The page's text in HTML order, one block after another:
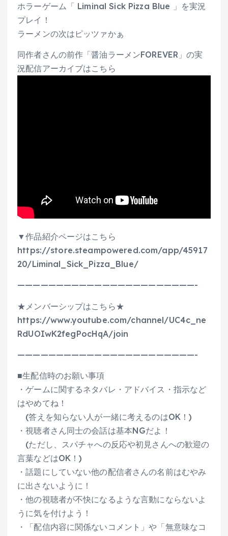
ホラーゲーム「 Liminal Sick Pizza Blue 」を実況
プレイ！
ラーメンの次はピッツァかぁ
同作者さんの前作「醤油ラーメンFOREVER」の実
況配信アーカイブはこちら
▼作品紹介ページはこちら
https://store.steampowered.com/app/45917
20/Liminal_Sick_Pizza_Blue/
———————————————————————-
★メンバーシップはこちら★
https://www.youtube.com/channel/UC4c_ne
RdUOIwK2fegPocHqA/join
———————————————————————-
■生配信時のお願い事項
・ゲームに関するネタバレ・アドバイス・指示など
はやめてね！
(答えを知らない人が一緒に考えるのはOK！)
・視聴者さん同士の会話は基本NGだよ！
(ただし、スパチャへの反応や初見さんへの歓迎の
言葉などはOK！)
・話題にしていない他の配信者さんの名前はむやみ
に出さないように！
・他の視聴者が不快になるような言動にならないよ
うに気を付けよう！
・「配信内容に関係ないコメント」や「無意味なコ